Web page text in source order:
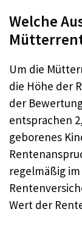
Welche
Um die
die Höhe der
der
entsprachen
geborenes
regelmäßig
Wert der